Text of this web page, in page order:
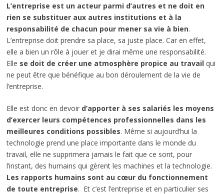
L’entreprise est un acteur parmi d’autres et ne doit en
rien se substituer aux autres institutions et à la
responsabilité de chacun pour mener sa vie à bien.
L’entreprise doit prendre sa place, sa juste place. Car en effet,
elle a bien un rôle à jouer et je dirai même une responsabilité.
Elle se doit de créer une atmosphère propice au travail qui
ne peut être que bénéfique au bon déroulement de la vie de
l’entreprise.
Elle est donc en devoir d’apporter à ses salariés les moyens
d’exercer leurs compétences professionnelles dans les
meilleures conditions possibles. Même si aujourd’hui la
technologie prend une place importante dans le monde du
travail, elle ne supprimera jamais le fait que ce sont, pour
l’instant, des humains qui gèrent les machines et la technologie.
Les rapports humains sont au cœur du fonctionnement
de toute entreprise. Et c’est l’entreprise et en particulier ses